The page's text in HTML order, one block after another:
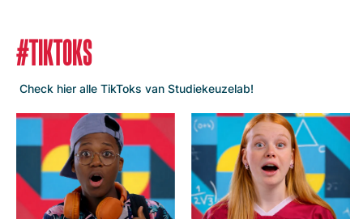
#TIKTOKS
Check hier alle TikToks van Studiekeuzelab!